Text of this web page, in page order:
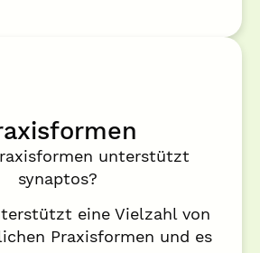
unterstützt
synaptos?
eine Vielzahl von
Praxisformen und es